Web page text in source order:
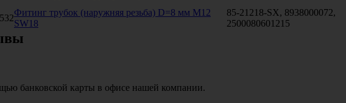
Фитинг трубок (наружняя резьба) D=8 мм М12
SW18
85-21218-SX, 8938000072,
2500080601215
банковской карты в офисе нашей компании.